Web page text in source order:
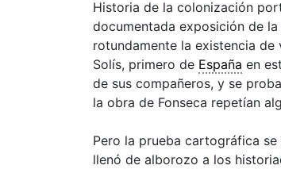
Historia de la colonización
documentada exposición de
rotundamente la existencia
Solís, primero de España en
de sus compañeros, y se
la obra de Fonseca repetían
Pero la prueba cartográfica
llenó de alborozo a los